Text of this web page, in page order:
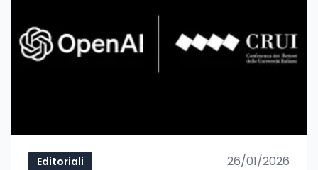
Editoriali 26/01/2026